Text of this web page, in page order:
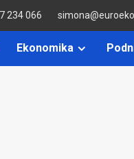
234 066
Ekonomika